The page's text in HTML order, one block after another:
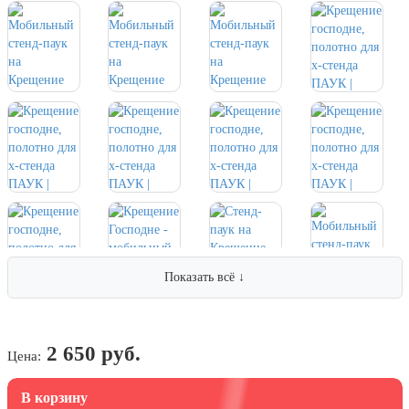
парада на Красной площади
7 ноября, День Октябрьской
революции
10 ноября, День сотрудника органов
внутренних дел РФ
13 ноября, День Войск РХБЗ
19 ноября, День Ракетных Войск и
Артиллерии
День матери (последнее воскресенье
ноября)
контрнаступления советских войск
9 декабря, День Героев Отечества
Показать всё ↓
Цена: 2 650 руб.
В корзину